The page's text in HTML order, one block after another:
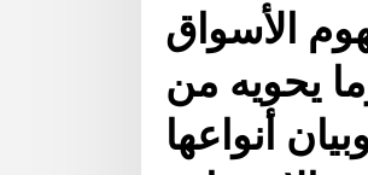
الأسواق
يحويه من
أنواعها